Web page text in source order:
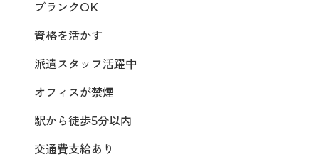
ブランクOK
資格を活かす
派遣スタッフ活躍中
オフィスが禁煙
駅から徒歩5分以内
交通費支給あり